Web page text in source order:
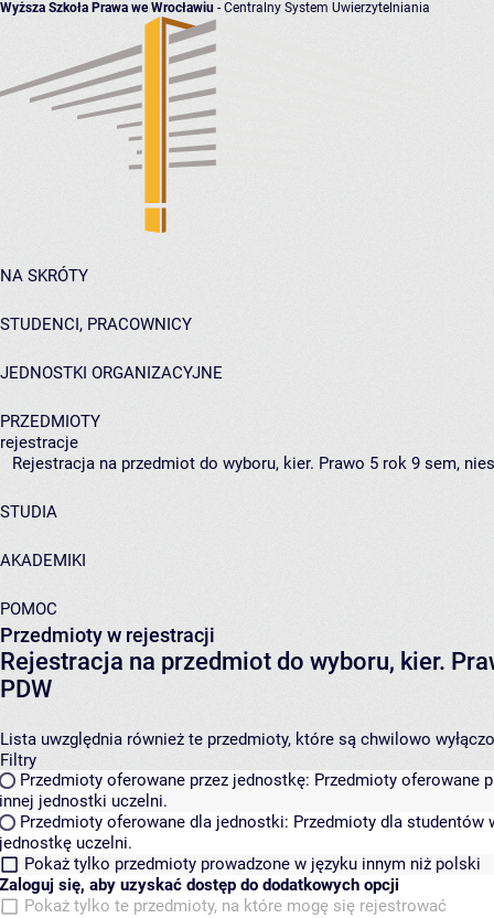
Wyższa Szkoła Prawa we Wrocławiu - Centralny System Uwierzytelniania
NA SKRÓTY
STUDENCI, PRACOWNICY
JEDNOSTKI ORGANIZACYJNE
PRZEDMIOTY
rejestracje
Rejestracja na przedmiot do wyboru, kier. Prawo 5 rok 9 sem,
STUDIA
AKADEMIKI
POMOC
Przedmioty w rejestracji
Rejestracja na przedmiot do wyboru, kier.
PDW
Lista uwzględnia również te przedmioty, które są chwilowo
Filtry
Przedmioty oferowane przez jednostkę: Przedmioty oferowane
innej jednostki uczelni.
Przedmioty oferowane dla jednostki: Przedmioty dla studentów
jednostkę uczelni.
Pokaż tylko przedmioty prowadzone w języku innym niż polski
Zaloguj się, aby uzyskać dostęp do dodatkowych opcji
Pokaż tylko te przedmioty, na które mogę się rejestrować